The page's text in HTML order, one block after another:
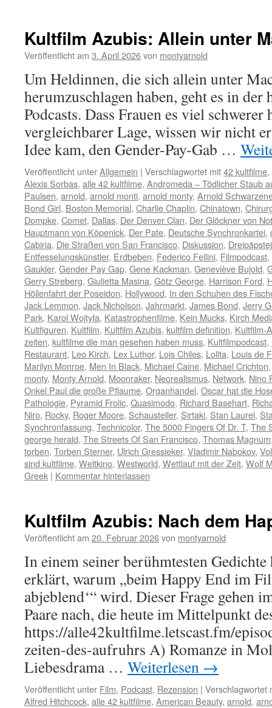
Kultfilm Azubis: Allein unter
Veröffentlicht am 3. April 2026von montyarnold
Um Heldinnen, die sich allein unter
herumzuschlagen haben, geht es in der
Podcasts. Dass Frauen es viel
vergleichbarer Lage, wissen wir nicht
Idee kam, den Gender-Pay-Gab …
Veröffentlicht unterAllgemein | Verschlagwortet mit42 kultfilme,
Alexis Sorbas, alle 42 kultfilme, Andromeda – Tödlicher Staub
Paulsen, arnold, arnold monti, arnold monty, Arnold
Bond Girl, Boston Memorial, Charlie Chaplin, Chinatown,
Dompke, Comet, Dallas, Der Denver Clan, Der Glöckner von
Hauptmann von Köpenick, Der Pate, Deutsche Synchronkartei,
Cabiria, Die Straßen von San Francisco, Diskussion,
Entfesselungskünstler, Erdbeben, Federico Fellini, Filmpodcast,
Gaukler, Gender Pay Gap, Gene Kackman, Geneviève Bujold,
Gerry Streberg, Giulietta Masina, Götz George, Harrison Ford,
Höllenfahrt der Poseidon, Hollywood, In den Schuhen des
Jack Lemmon, Jack Nicholson, Jahrmarkt, James Bond, Jerry
Park, Karol Wojtyła, Katastrophenfilme, Kein Mucks, Kirch
Kultfiguren, Kultfilm, Kultfilm Azubis, kultfilm definition, Kultfilm-
zeiten, kultfilme die man gesehen haben muss, Kultfilmpodcast,
Restaurant, Leo Kirch, Lex Luthor, Lois Chiles, Lolita, Louis de
Marilyn Monroe, Men In Black, Michael Caine, Michael Crichton
monty, Monty Arnold, Moonraker, Neorealismus, Network, Nino
Onkel Paul die große Pflaume, Organhandel, Oscar hat die
Pathologie, Pyramid Frolic, Quasimodo, Richard Basehart,
Niro, Rocky, Roger Moore, Schausteller, Sirtaki, Stan Laurel,
Synchronfassung, Technicolor, The 5000 Fingers Of Dr. T, The
george herald, The Streets Of San Francisco, Thomas Magnum
torben, Torben Sterner, Ulrich Gressieker, Vladimir Nabokov,
sind kultfilme, Weltkino, Westworld, Wettlauf mit der Zeit, Wolf
Greek | Kommentar hinterlassen
Kultfilm Azubis: Nach dem
Veröffentlicht am 20. Februar 2026von montyarnold
In einem seiner berühmtesten
erklärt, warum „beim Happy End im
abjeblend‘“ wird. Dieser Frage gehen
Paare nach, die heute im Mittelpunkt
https://alle42kultfilme.letscast.fm/
zeiten-des-aufruhrs A) Romanze in
Liebesdrama … Weiterlesen →
Veröffentlicht unter Film, Podcast, Rezension | Verschlagwortet
Alfred Hitchcock, alle 42 kultfilme, American Beauty, arnold,